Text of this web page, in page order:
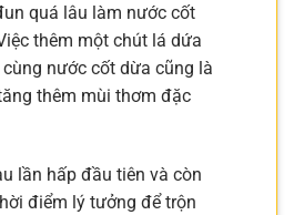
quá lâu làm nước cốt
thêm một chút lá dứa
nước cốt dừa cũng là
thêm mùi thơm đặc
lần hấp đầu tiên và còn
điểm lý tưởng để trộn